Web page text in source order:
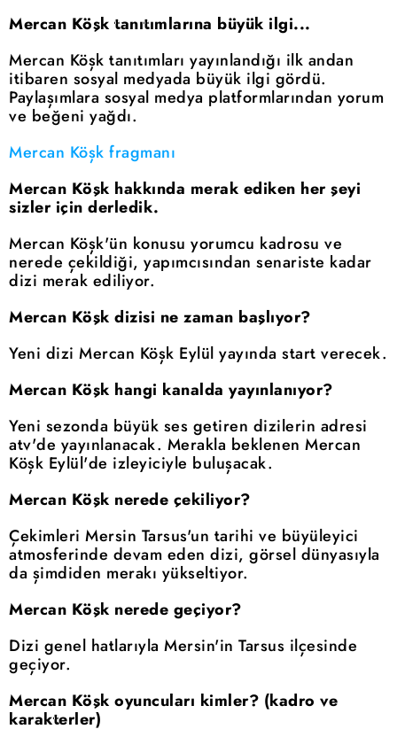
Mercan Köşk tanıtımlarına büyük ilgi...
Mercan Köşk tanıtımları yayınlandığı ilk andan
itibaren sosyal medyada büyük ilgi gördü.
Paylaşımlara sosyal medya platformlarından yorum
ve beğeni yağdı.
Mercan Köşk fragmanı
Mercan Köşk hakkında merak ediken her şeyi
sizler için derledik.
Mercan Köşk'ün konusu yorumcu kadrosu ve
nerede çekildiği, yapımcısından senariste kadar
dizi merak ediliyor.
Mercan Köşk dizisi ne zaman başlıyor?
Yeni dizi Mercan Köşk Eylül yayında start verecek.
Mercan Köşk hangi kanalda yayınlanıyor?
Yeni sezonda büyük ses getiren dizilerin adresi
atv'de yayınlanacak. Merakla beklenen Mercan
Köşk Eylül'de izleyiciyle buluşacak.
Mercan Köşk nerede çekiliyor?
Çekimleri Mersin Tarsus'un tarihi ve büyüleyici
atmosferinde devam eden dizi, görsel dünyasıyla
da şimdiden merakı yükseltiyor.
Mercan Köşk nerede geçiyor?
Dizi genel hatlarıyla Mersin'in Tarsus ilçesinde
geçiyor.
Mercan Köşk oyuncuları kimler? (kadro ve
karakterler)